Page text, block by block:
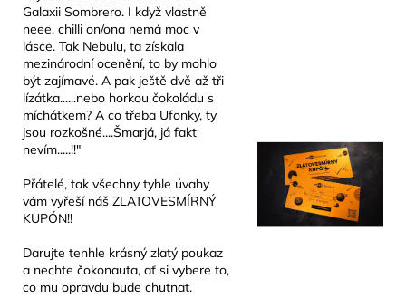
Galaxii Sombrero. I když vlastně
neee, chilli on/ona nemá moc v
lásce. Tak Nebulu, ta získala
mezinárodní ocenění, to by mohlo
být zajímavé. A pak ještě dvě až tři
lízátka......nebo horkou čokoládu s
míchátkem? A co třeba Ufonky, ty
jsou rozkošné....Šmarjá, já fakt
nevím.....!!"
Přátelé, tak všechny tyhle úvahy
vám vyřeší náš ZLATOVESMÍRNÝ
KUPÓN!!
Darujte tenhle krásný zlatý poukaz
a nechte čokonauta, ať si vybere to,
co mu opravdu bude chutnat.